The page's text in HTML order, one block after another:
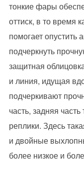
тонкие фары
оттиск, в то время
помогает опустить
подчеркнуть
защитная
и линия, идущая
подчеркивают
часть, задняя
реплики. Здесь
и двойные
более низкое и